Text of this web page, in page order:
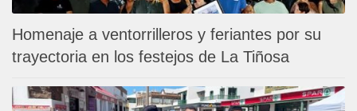
Homenaje a ventorrilleros y feriantes por su
trayectoria en los festejos de La Tiñosa